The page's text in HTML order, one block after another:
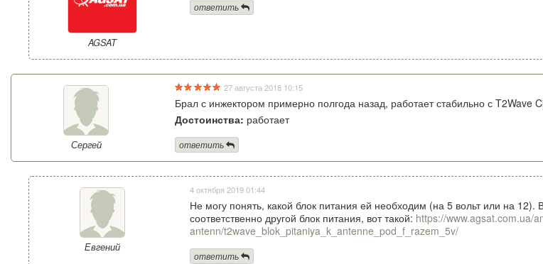
AGSAT
ответить
Сергей
27 августа 2018 10:15
Брал с инжектором примерно полгода назад, работает стабильно с T2Wave
Достоинства: работает
ответить
Евгений
4 октября 2019 01:44
Не могу понять, какой блок питания ей необходим (на 5 вольт или на
соответственно другой блок питания, вот такой: https://www.agsat.com.ua/
antenn/t2wave_blok_pitaniya_k_antenne_pod_f_razem_5v/
ответить